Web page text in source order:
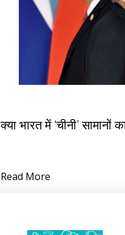
क्या भारत में ‘चीनी’ सामानों
Read More